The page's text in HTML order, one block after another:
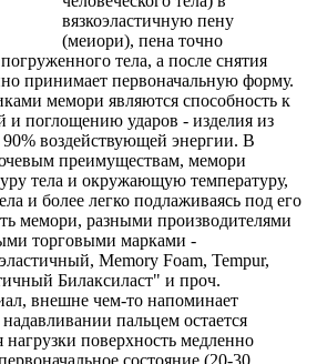
вязкоэластичную пену
(меиори), пена точно
тела, а после снятия
принимает первоначальную форму.
мемори являются способность к
и поглощению ударов - изделия из
воздействующей энергии. В
преимуществам, мемори
тела и окружающую температуру,
и более легко подлаживаясь под его
мемори, разными производителями
торговыми марками -
Memory Foam, Tempur,
Билаксиласт" и проч.
внешне чем-то напоминает
пальцем остается
поверхность медленно